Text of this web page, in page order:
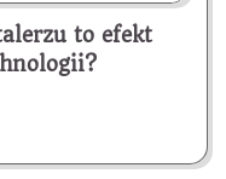
to efekt